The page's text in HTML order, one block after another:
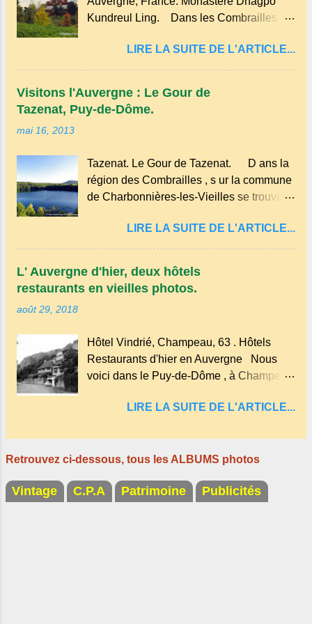
réalisée avec des ingrédients simples
comme la farine, les œufs, le lait et une
y ajouter du sucre et des fruits comme des
pommes ou des myrtilles. Son nom
pourrait être dérivé du terme occitan
pascada , qui signifie...
Kundreul Ling. Dans les Combrailles ,
trouve un site Bouddhiste, composé de
deux ermitages monastiques, dont le
dit "le Bost" sur la commune de Biollet ,
un des plus importants centres d'Europe.
dresse dans les nuages et brille au
moindre rayon de soleil, attirant le regard.
Bien entouré de verdure, d'un étang,
d'art sacré, d'un jardin des souvenirs tout
cela dans un grand parc arboré.
LIRE LA SUITE DE L'ARTICLE...
Visitons l'Auvergne : Le Gour de
Tazenat, Puy-de-Dôme.
mai 16, 2013
Tazenat. Le Gour de Tazenat. D ans la
région des Combrailles , s ur la commune
de Charbonnières-les-Vieilles se trouve le
(cratère d'explosion) rempli d’eau, appelé
: le Lac de Tazenat ou Tazanat, il est le
premier et le plus au nord de la Chaîne
des Puys qui en compte près de soixante.
En Auvergne on dit : un " Gour " c 'est
Longtemps considéré comme "sans fond"
et en forme d'entonnoir entraînant vers les
entrailles de la terre, les malheureux qui
LIRE LA SUITE DE L'ARTICLE...
L' Auvergne d'hier, deux hôtels
restaurants en vieilles photos.
août 29, 2018
Hôtel Vindrié, Champeau, 63 . Hôtels
Restaurants d'hier en Auvergne Nous
voici dans le Puy-de-Dôme , à Champeau
commune de Servant . L'Hôtel-Restaurant
fritures, ses truites, son jambon de pays et
son poulet cocotte, selon les publicités.
LIRE LA SUITE DE L'ARTICLE...
Retrouvez ci-dessous, tous les ALBUMS photos
Vintage C.P.A Patrimoine Publicités